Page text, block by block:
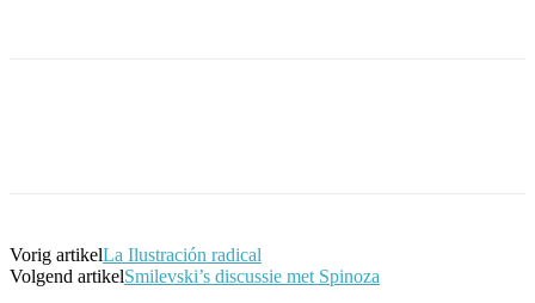
Vorig artikelLa Ilustración radical
Volgend artikelSmilevski’s discussie met Spinoza